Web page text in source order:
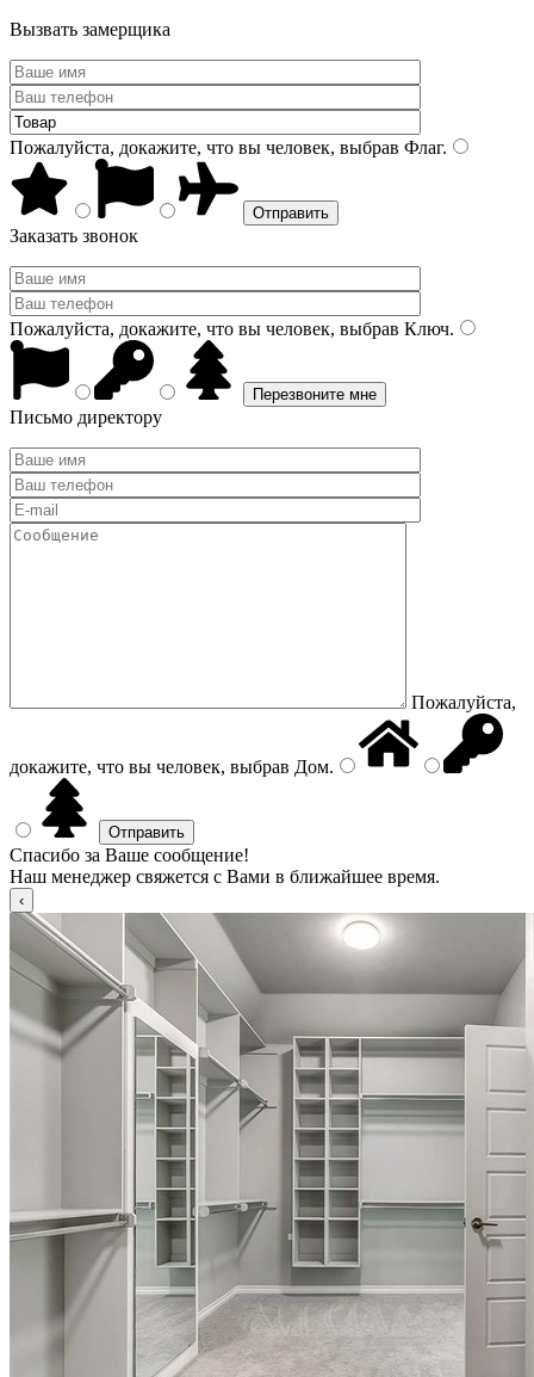
Вызвать замерщика
Пожалуйста, докажите, что вы человек, выбрав Флаг.
Заказать звонок
Пожалуйста, докажите, что вы человек, выбрав Ключ.
Письмо директору
Пожалуйста,
докажите, что вы человек, выбрав Дом.
Спасибо за Ваше сообщение!
Наш менеджер свяжется с Вами в ближайшее время.